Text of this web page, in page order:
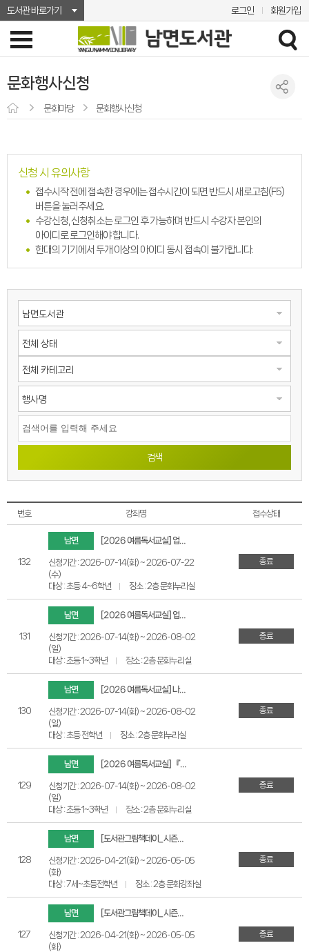
도서관 바로가기 로그인 회원가입
문화행사신청
문화마당 문화행사신청
신청 시 유의사항
접수시작 전에 접속한 경우에는 접수시간이 되면 반드시 새로고침(F5)
버튼을 눌러주세요.
수강신청, 신청취소는 로그인 후 가능하며 반드시 수강자 본인의
아이디로 로그인해야 합니다.
한대의 기기에서 두개 이상의 아이디 동시 접속이 불가합니다.
검색
번호 강좌명 접수상태
132
남면 [2026 여름독서교실] 업사이클링 팝업북·팝업엔진 (8월 6,7일_초등 고학년)
신청기간 : 2026-07-14(화) ~ 2026-07-22
(수)
대상 : 초등 4~6학년
장소 : 2층 문화누리실
종료
131
남면 [2026 여름독서교실] 업사이클링 팝업북 (8월 4,5일_초등 저학년)
신청기간 : 2026-07-14(화) ~ 2026-08-02
(일)
대상 : 초등 1~3학년
장소 : 2층 문화누리실
종료
130
남면 [2026 여름독서교실] 나만의 수영장비누 만들기
신청기간 : 2026-07-14(화) ~ 2026-08-02
(일)
대상 : 초등 전학년
장소 : 2층 문화누리실
종료
129
남면 [2026 여름독서교실] 『여름상상』 작가와의 만남 (스퀴시 만들기)
신청기간 : 2026-07-14(화) ~ 2026-08-02
(일)
대상 : 초등 1~3학년
장소 : 2층 문화누리실
종료
128
남면 [도서관그림책데이_시즌2] 도서관에서 그림책과 놀자!
신청기간 : 2026-04-21(화) ~ 2026-05-05
(화)
대상 : 7세~초등전학년
장소 : 2층 문화강좌실
종료
127
남면 [도서관그림책데이_시즌2] 춤추는 마음 그림책 테라피
신청기간 : 2026-04-21(화) ~ 2026-05-05
(화)
종료